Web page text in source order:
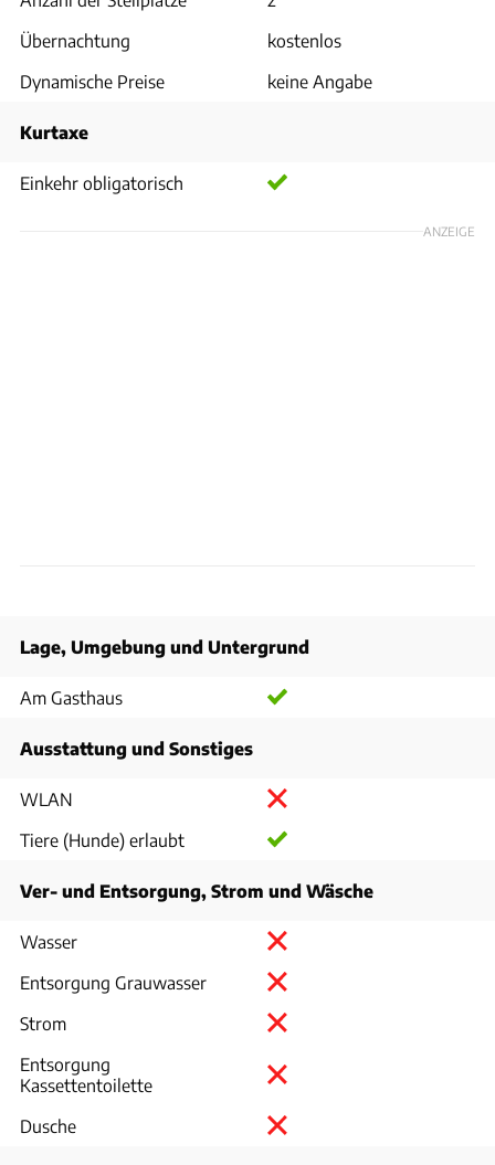
Übernachtung
kostenlos
Dynamische Preise
keine Angabe
Kurtaxe
Einkehr obligatorisch
ANZEIGE
Lage, Umgebung und Untergrund
Am Gasthaus
Ausstattung und Sonstiges
WLAN
Tiere (Hunde) erlaubt
Ver- und Entsorgung, Strom und Wäsche
Wasser
Entsorgung Grauwasser
Strom
Entsorgung
Kassettentoilette
Dusche